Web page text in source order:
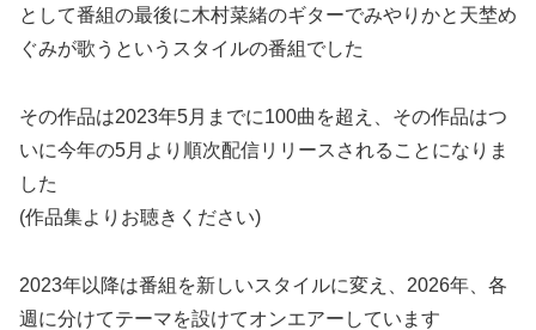
として番組の最後に木村菜緒のギターでみやりかと天埜め
ぐみが歌うというスタイルの番組でした
その作品は2023年5月までに100曲を超え、その作品はつ
いに今年の5月より順次配信リリースされることになりま
した
(作品集よりお聴きください)
2023年以降は番組を新しいスタイルに変え、2026年、各
週に分けてテーマを設けてオンエアーしています